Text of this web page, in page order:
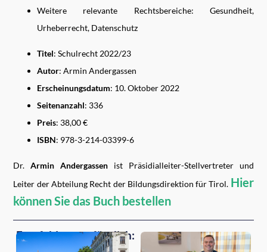
Weitere relevante Rechtsbereiche: Gesundheit,
Urheberrecht, Datenschutz
Titel: Schulrecht 2022/23
Autor: Armin Andergassen
Erscheinungsdatum: 10. Oktober 2022
Seitenanzahl: 336
Preis: 38,00 €
ISBN: 978-3-214-03399-6
Dr.Armin Andergassen ist Präsidialleiter-Stellvertreter und
Leiter der Abteilung Recht der Bildungsdirektion für Tirol. Hier
können Sie das Buch bestellen
Empfehlungen für dich: